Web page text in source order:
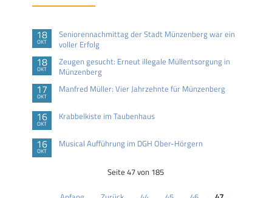
18
OKT
Seniorennachmittag der Stadt Münzenberg war ein
voller Erfolg
18
OKT
Zeugen gesucht: Erneut illegale Müllentsorgung in
Münzenberg
17
OKT
Manfred Müller: Vier Jahrzehnte für Münzenberg
16
OKT
Krabbelkiste im Taubenhaus
16
OKT
Musical Aufführung im DGH Ober-Hörgern
Seite 47 von 185